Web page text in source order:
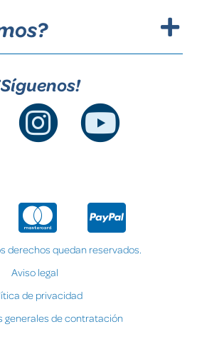
derechos quedan reservados.
Aviso legal
de privacidad
generales de contratación